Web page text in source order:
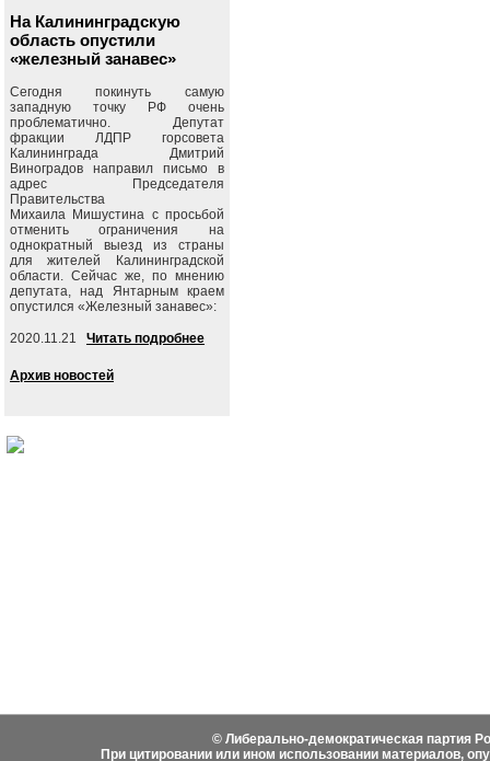
На Калининградскую
область опустили
«железный занавес»
Сегодня покинуть самую
западную точку РФ очень
проблематично. Депутат
фракции ЛДПР горсовета
Калининграда Дмитрий
Виноградов направил письмо в
адрес Председателя
Правительства
Михаила Мишустина с просьбой
отменить ограничения на
однократный выезд из страны
для жителей Калининградской
области. Сейчас же, по мнению
депутата, над Янтарным краем
опустился «Железный занавес»:
2020.11.21 Читать подробнее
Архив новостей
© Либерально-демократическая партия
При цитировании или ином использовании материалов,